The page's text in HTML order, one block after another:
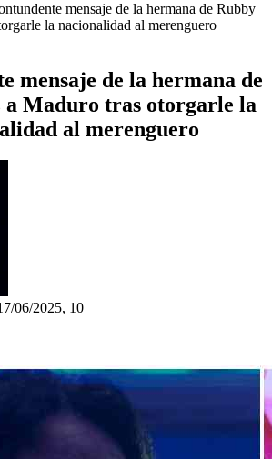
mensaje de la hermana de Rubby
la nacionalidad al merenguero
mensaje de la hermana de
a Maduro tras otorgarle la
al merenguero
06/2025, 10